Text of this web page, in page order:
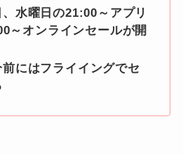
水曜日の21:00～アプリ
～オンラインセールが開
にはフライイングでセ